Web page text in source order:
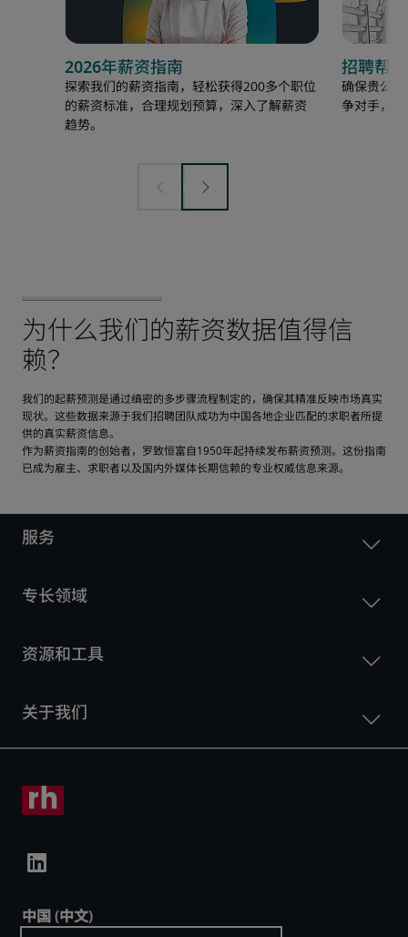
2026年薪资指南
探索我们的薪资指南，轻松获得200多个职位
的薪资标准，合理规划预算，深入了解薪资
趋势。
招聘帮助
确保贵公
争对手，
我们的起薪预测是通过缜密的多步骤流程制定的，确保其精准反映市场真实
现状。这些数据来源于我们招聘团队成功为中国各地企业匹配的求职者所提
供的真实薪资信息。
作为薪资指南的创始者，罗致恒富自1950年起持续发布薪资预测。这份指南
已成为雇主、求职者以及国内外媒体长期信赖的专业权威信息来源。